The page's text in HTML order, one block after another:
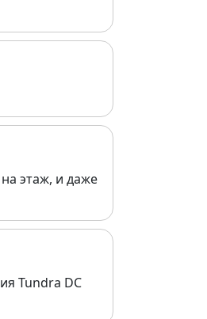
этаж, и даже
Tundra DC